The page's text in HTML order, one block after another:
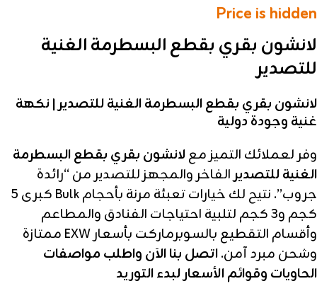
Price is hidden
لانشون بقري بقطع البسطرمة الغنية
للتصدير
لانشون بقري بقطع البسطرمة الغنية للتصدير | نكهة
غنية وجودة دولية
وفر لعملائك التميز معلانشون بقري بقطع البسطرمة
الغنية للتصديرالفاخر والمجهز للتصدير من “رائدة
جروب”. نتيح لك خيارات تعبئة مرنة بأحجام Bulk كبرى 5
كجم و3 كجم لتلبية احتياجات الفنادق والمطاعم
وأقسام التقطيع بالسوبرماركت بأسعار EXW ممتازة
وشحن مبرد آمن.اتصل بنا الآن واطلب مواصفات
الحاويات وقوائم الأسعار لبدء التوريد